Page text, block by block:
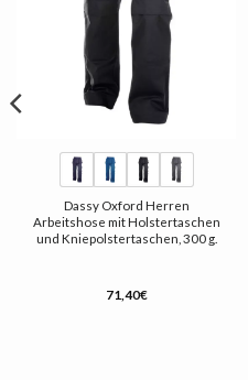
Dassy Oxford Herren
Arbeitshose mit Holstertaschen
und Kniepolstertaschen, 300 g.
71,40€